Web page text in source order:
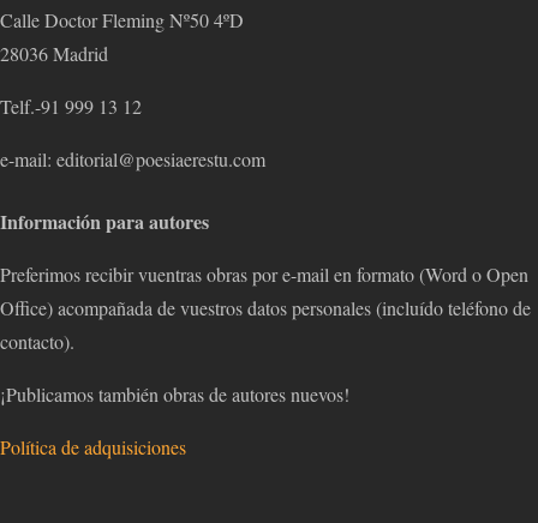
Calle Doctor Fleming Nº50 4ºD
28036 Madrid
Telf.-91 999 13 12
e-mail: editorial@poesiaerestu.com
Información para autores
Preferimos recibir vuentras obras por e-mail en formato (Word o Open
Office) acompañada de vuestros datos personales (incluído teléfono de
contacto).
¡Publicamos también obras de autores nuevos!
Política de adquisiciones